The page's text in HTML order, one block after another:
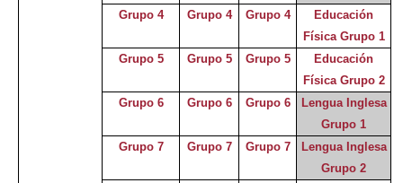
Grupo 4
Grupo 4 Grupo 4
Educación
Física Grupo 1
Grupo 5
Grupo 5 Grupo 5
Educación
Física Grupo 2
Grupo 6
Grupo 6 Grupo 6
Lengua Inglesa
Grupo 1
Grupo 7
Grupo 7 Grupo 7
Lengua Inglesa
Grupo 2